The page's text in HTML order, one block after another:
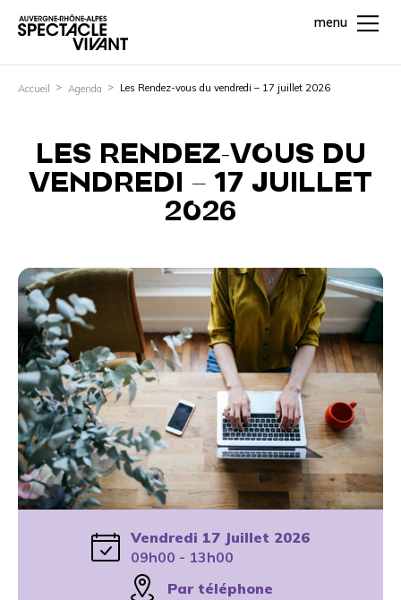
menu
Accueil Agenda Les Rendez-vous du vendredi – 17 juillet 2026
LES RENDEZ-VOUS DU
VENDREDI – 17 JUILLET
2026
Vendredi 17 Juillet 2026
09h00 - 13h00
Par téléphone